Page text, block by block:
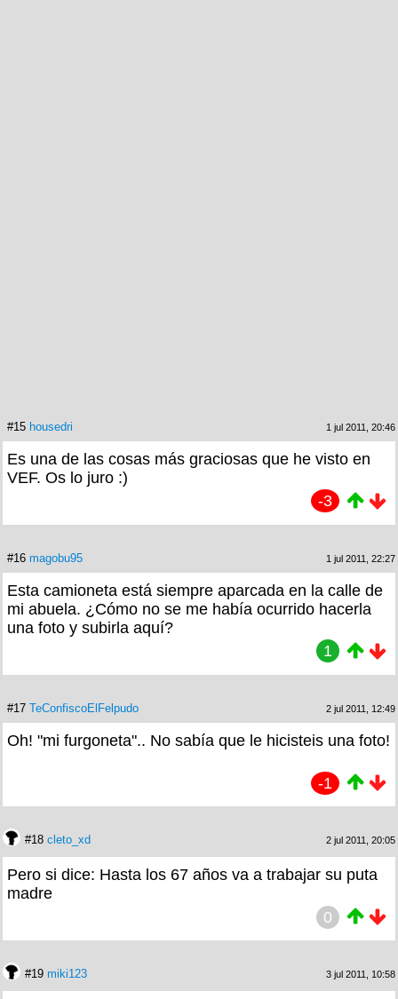
#15 housedri 1 jul 2011, 20:46
Es una de las cosas más graciosas que he visto en
VEF. Os lo juro :)
-3
#16 magobu95 1 jul 2011, 22:27
Esta camioneta está siempre aparcada en la calle de
mi abuela. ¿Cómo no se me había ocurrido hacerla
una foto y subirla aquí?
1
#17 TeConfiscoElFelpudo 2 jul 2011, 12:49
Oh! "mi furgoneta".. No sabía que le hicisteis una foto!
-1
#18 cleto_xd 2 jul 2011, 20:05
Pero si dice: Hasta los 67 años va a trabajar su puta
madre
0
#19 miki123 3 jul 2011, 10:58